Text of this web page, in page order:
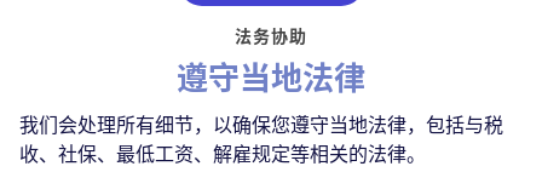
法务协助
遵守当地法律
我们会处理所有细节，以确保您遵守当地法律，包括与税
收、社保、最低工资、解雇规定等相关的法律。